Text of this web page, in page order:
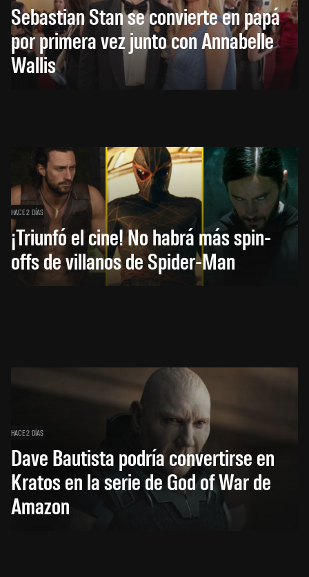
Sebastian Stan se convierte en papá
por primera vez junto con Annabelle
Wallis
HACE 2 DÍAS
¡Triunfó el cine! No habrá más spin-
offs de villanos de Spider-Man
HACE 2 DÍAS
Dave Bautista podría convertirse en
Kratos en la serie de God of War de
Amazon